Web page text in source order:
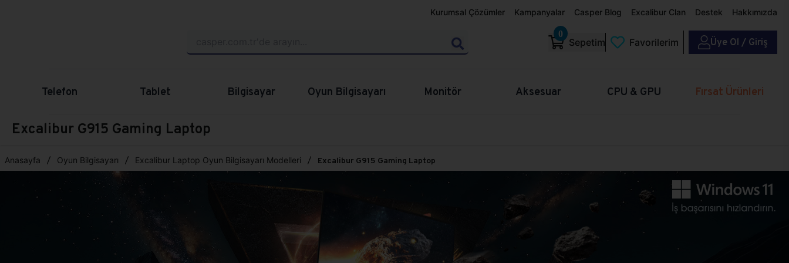
Kurumsal Çözümler Kampanyalar Casper Blog Excalibur Clan Destek Hakkımızda
0
Sepetim Favorilerim Üye Ol / Giriş
Telefon Tablet Bilgisayar Oyun Bilgisayarı Monitör Aksesuar CPU & GPU Fırsat Ürünleri
Excalibur G915 Gaming Laptop
Anasayfa Oyun Bilgisayarı Excalibur Laptop Oyun Bilgisayarı Modelleri Excalibur G915 Gaming Laptop